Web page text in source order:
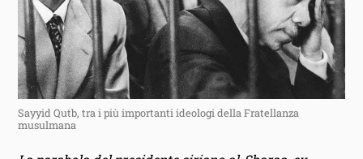
Sayyid Qutb, tra i più importanti ideologi della Fratellanza
musulmana